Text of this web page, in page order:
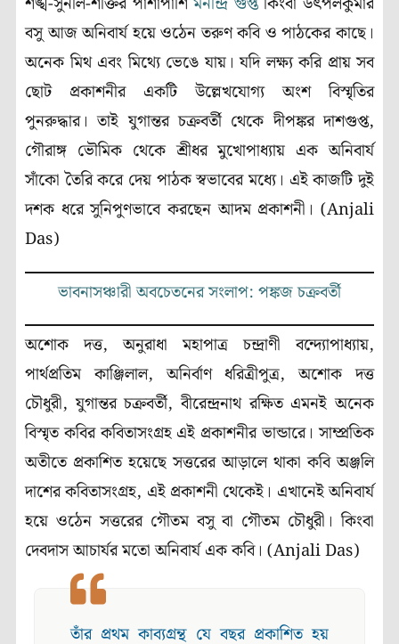
বসু আজ অনিবার্য হয়ে ওঠেন তরুণ কবি ও পাঠকের কাছে।
অনেক মিথ এবং মিথ্যে ভেঙে যায়। যদি লক্ষ্য করি প্রায় সব
ছোট প্রকাশনীর একটি উল্লেখযোগ্য অংশ বিস্মৃতির
পুনরুদ্ধার। তাই যুগান্তর চক্রবর্তী থেকে দীপঙ্কর দাশগুপ্ত,
গৌরাঙ্গ ভৌমিক থেকে শ্রীধর মুখোপাধ্যায় এক অনিবার্য
সাঁকো তৈরি করে দেয় পাঠক স্বভাবের মধ্যে। এই কাজটি দুই
দশক ধরে সুনিপুণভাবে করছেন আদম প্রকাশনী। (Anjali
Das)
ভাবনাসঞ্চারী অবচেতনের সংলাপ: পঙ্কজ চক্রবর্তী
অশোক দত্ত, অনুরাধা মহাপাত্র চন্দ্রাণী বন্দ্যোপাধ্যায়,
পার্থপ্রতিম কাঞ্জিলাল, অনির্বাণ ধরিত্রীপুত্র, অশোক দত্ত
চৌধুরী, যুগান্তর চক্রবর্তী, বীরেন্দ্রনাথ রক্ষিত এমনই অনেক
বিস্মৃত কবির কবিতাসংগ্রহ এই প্রকাশনীর ভান্ডারে। সাম্প্রতিক
অতীতে প্রকাশিত হয়েছে সত্তরের আড়ালে থাকা কবি অঞ্জলি
দাশের কবিতাসংগ্রহ, এই প্রকাশনী থেকেই। এখানেই অনিবার্য
হয়ে ওঠেন সত্তরের গৌতম বসু বা গৌতম চৌধুরী। কিংবা
দেবদাস আচার্যর মতো অনিবার্য এক কবি। (Anjali Das)
তাঁর প্রথম কাব্যগ্রন্থ যে বছর প্রকাশিত হয়